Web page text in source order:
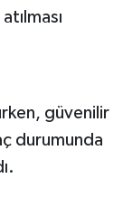
güvenilir
durumunda